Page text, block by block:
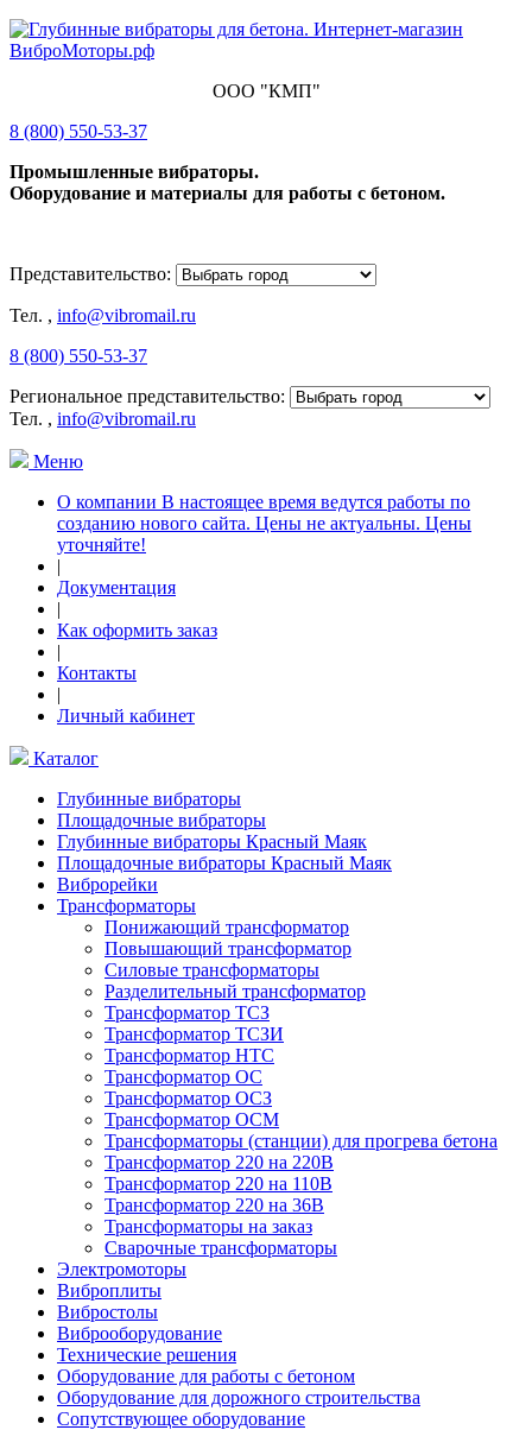
ООО "КМП"
8 (800) 550-53-37
Промышленные вибраторы.
Оборудование и материалы для работы с бетоном.
Представительство:
Тел. , info@vibromail.ru
8 (800) 550-53-37
Региональное представительство:
Тел. , info@vibromail.ru
Меню
О компании В настоящее время ведутся работы по
созданию нового сайта. Цены не актуальны. Цены
уточняйте!
|
Документация
|
Как оформить заказ
|
Контакты
|
Личный кабинет
Каталог
Глубинные вибраторы
Площадочные вибраторы
Глубинные вибраторы Красный Маяк
Площадочные вибраторы Красный Маяк
Виброрейки
Трансформаторы
Понижающий трансформатор
Повышающий трансформатор
Силовые трансформаторы
Разделительный трансформатор
Трансформатор ТСЗ
Трансформатор ТСЗИ
Трансформатор НТС
Трансформатор ОС
Трансформатор ОСЗ
Трансформатор ОСМ
Трансформаторы (станции) для прогрева бетона
Трансформатор 220 на 220В
Трансформатор 220 на 110В
Трансформатор 220 на 36В
Трансформаторы на заказ
Сварочные трансформаторы
Электромоторы
Виброплиты
Вибростолы
Виброоборудование
Технические решения
Оборудование для работы с бетоном
Оборудование для дорожного строительства
Сопутствующее оборудование